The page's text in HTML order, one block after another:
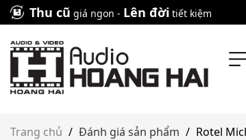
Skip
to
content
Thu cũ giá ngon - Lên đời tiết kiệm
Trang chủ / Đánh giá sản phẩm / Rotel